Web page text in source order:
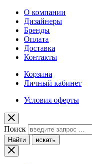
О компании
Дизайнеры
Бренды
Оплата
Доставка
Контакты
Корзина
Личный кабинет
Условия оферты
Поиск
Найти искать